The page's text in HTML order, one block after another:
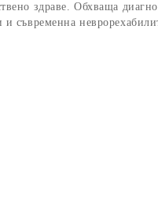
здраве. Обхваща
съвременна